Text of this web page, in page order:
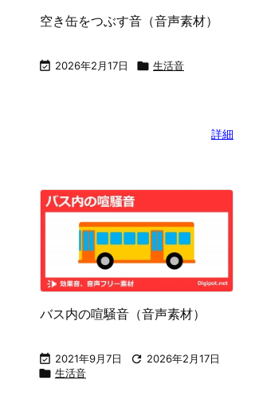
空き缶をつぶす音（音声素材）
 2026年2月17日  生活音
詳細
バス内の喧騒音（音声素材）
 2021年9月7日  2026年2月17日
 生活音